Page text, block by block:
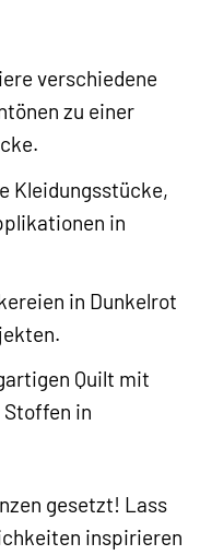
verschiedene
zu einer
Kleidungsstücke,
in
in Dunkelrot
Quilt mit
Stoffen in
gesetzt! Lass
inspirieren